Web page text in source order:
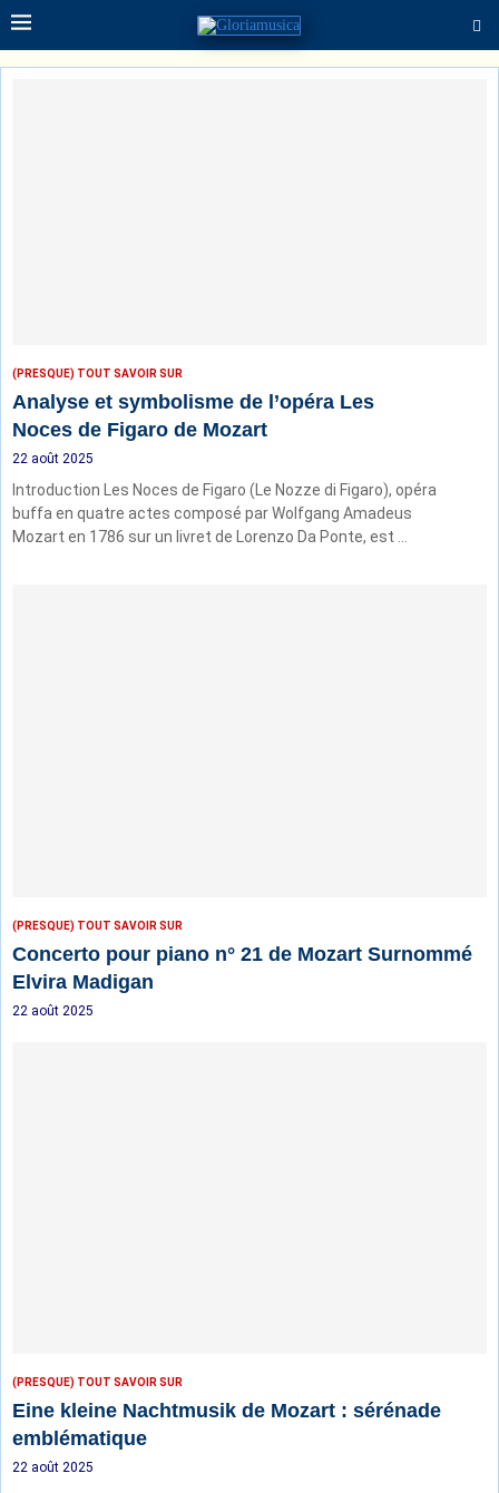
(PRESQUE) TOUT SAVOIR SUR
Analyse et symbolisme de l’opéra Les
Noces de Figaro de Mozart
22 août 2025
Introduction Les Noces de Figaro (Le Nozze di Figaro), opéra
buffa en quatre actes composé par Wolfgang Amadeus
Mozart en 1786 sur un livret de Lorenzo Da Ponte, est …
(PRESQUE) TOUT SAVOIR SUR
Concerto pour piano n° 21 de Mozart Surnommé
Elvira Madigan
22 août 2025
(PRESQUE) TOUT SAVOIR SUR
Eine kleine Nachtmusik de Mozart : sérénade
emblématique
22 août 2025